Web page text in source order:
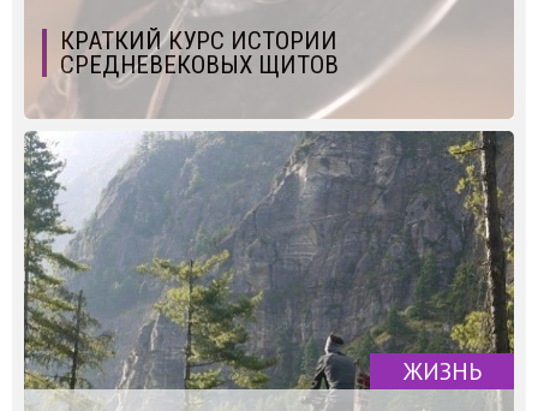
КРАТКИЙ КУРС ИСТОРИИ
СРЕДНЕВЕКОВЫХ ЩИТОВ
ЖИЗНЬ